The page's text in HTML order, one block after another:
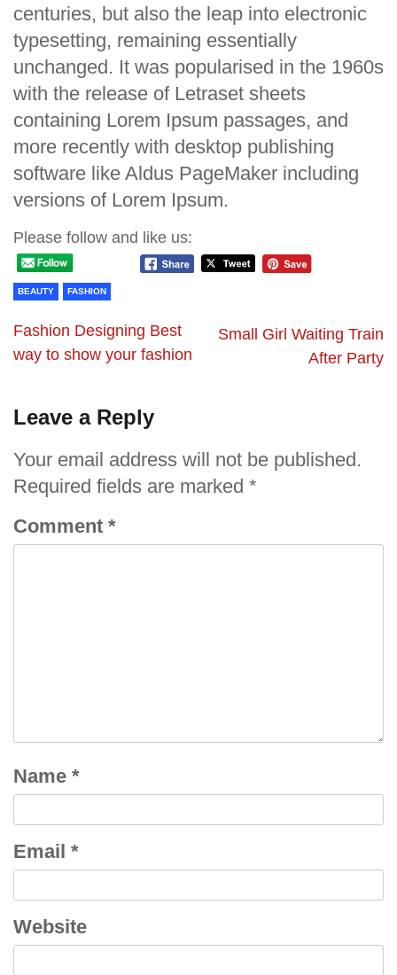
centuries, but also the leap into electronic
typesetting, remaining essentially
unchanged. It was popularised in the 1960s
with the release of Letraset sheets
containing Lorem Ipsum passages, and
more recently with desktop publishing
software like Aldus PageMaker including
versions of Lorem Ipsum.
Please follow and like us:
BEAUTY FASHION
Fashion Designing Best
way to show your fashion
Small Girl Waiting Train
After Party
Leave a Reply
Your email address will not be published.
Required fields are marked *
Comment *
Name *
Email *
Website